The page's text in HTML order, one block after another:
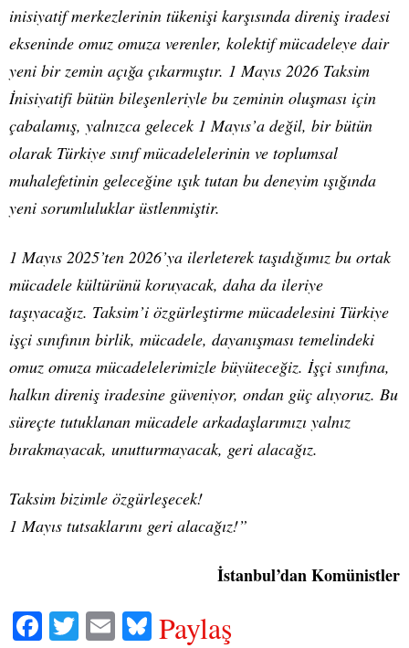
inisiyatif merkezlerinin tükenişi karşısında direniş iradesi
ekseninde omuz omuza verenler, kolektif mücadeleye dair
yeni bir zemin açığa çıkarmıştır. 1 Mayıs 2026 Taksim
İnisiyatifi bütün bileşenleriyle bu zeminin oluşması için
çabalamış, yalnızca gelecek 1 Mayıs’a değil, bir bütün
olarak Türkiye sınıf mücadelelerinin ve toplumsal
muhalefetinin geleceğine ışık tutan bu deneyim ışığında
yeni sorumluluklar üstlenmiştir.
1 Mayıs 2025’ten 2026’ya ilerleterek taşıdığımız bu ortak
mücadele kültürünü koruyacak, daha da ileriye
taşıyacağız. Taksim’i özgürleştirme mücadelesini Türkiye
işçi sınıfının birlik, mücadele, dayanışması temelindeki
omuz omuza mücadelelerimizle büyüteceğiz. İşçi sınıfına,
halkın direniş iradesine güveniyor, ondan güç alıyoruz. Bu
süreçte tutuklanan mücadele arkadaşlarımızı yalnız
bırakmayacak, unutturmayacak, geri alacağız.
Taksim bizimle özgürleşecek!
1 Mayıs tutsaklarını geri alacağız!”
İstanbul’dan Komünistler
Fa T E Bl
Paylaş